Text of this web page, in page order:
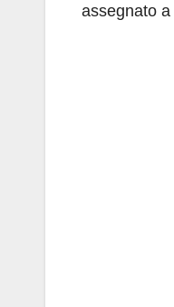
assegnato a